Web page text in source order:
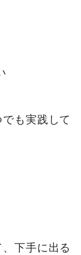
も実践して
下手に出る